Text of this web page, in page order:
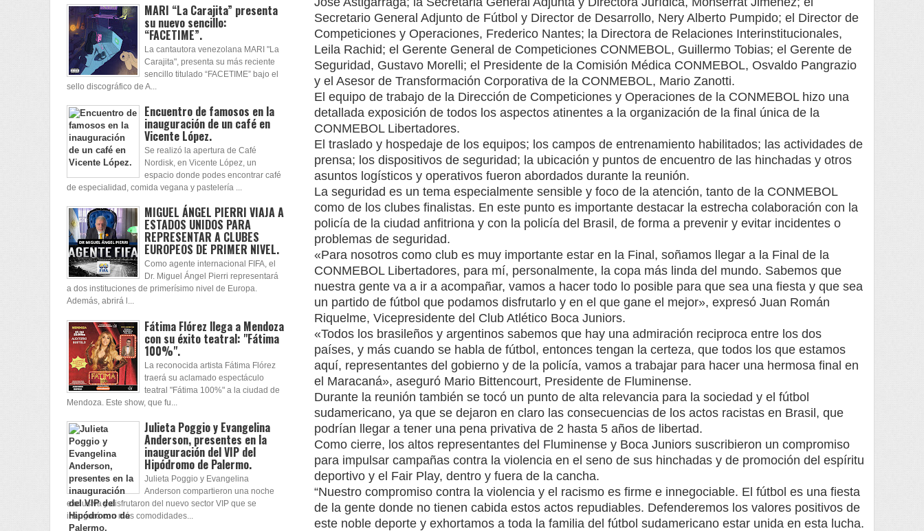
Secretario General Adjunto de Fútbol y Director de Desarrollo, Nery Alberto Pumpido; el Director de
Competiciones y Operaciones, Frederico Nantes; la Directora de Relaciones Interinstitucionales,
Leila Rachid; el Gerente General de Competiciones CONMEBOL, Guillermo Tobias; el Gerente de
Seguridad, Gustavo Morelli; el Presidente de la Comisión Médica CONMEBOL, Osvaldo Pangrazio
y el Asesor de Transformación Corporativa de la CONMEBOL, Mario Zanotti.
El equipo de trabajo de la Dirección de Competiciones y Operaciones de la CONMEBOL hizo una
detallada exposición de todos los aspectos atinentes a la organización de la final única de la
CONMEBOL Libertadores.
El traslado y hospedaje de los equipos; los campos de entrenamiento habilitados; las actividades de
prensa; los dispositivos de seguridad; la ubicación y puntos de encuentro de las hinchadas y otros
asuntos logísticos y operativos fueron abordados durante la reunión.
La seguridad es un tema especialmente sensible y foco de la atención, tanto de la CONMEBOL
como de los clubes finalistas. En este punto es importante destacar la estrecha colaboración con la
policía de la ciudad anfitriona y con la policía del Brasil, de forma a prevenir y evitar incidentes o
problemas de seguridad.
«Para nosotros como club es muy importante estar en la Final, soñamos llegar a la Final de la
CONMEBOL Libertadores, para mí, personalmente, la copa más linda del mundo. Sabemos que
nuestra gente va a ir a acompañar, vamos a hacer todo lo posible para que sea una fiesta y que sea
un partido de fútbol que podamos disfrutarlo y en el que gane el mejor», expresó Juan Román
Riquelme, Vicepresidente del Club Atlético Boca Juniors.
«Todos los brasileños y argentinos sabemos que hay una admiración reciproca entre los dos
países, y más cuando se habla de fútbol, entonces tengan la certeza, que todos los que estamos
aquí, representantes del gobierno y de la policía, vamos a trabajar para hacer una hermosa final en
el Maracaná», aseguró Mario Bittencourt, Presidente de Fluminense.
Durante la reunión también se tocó un punto de alta relevancia para la sociedad y el fútbol
sudamericano, ya que se dejaron en claro las consecuencias de los actos racistas en Brasil, que
podrían llegar a tener una pena privativa de 2 hasta 5 años de libertad.
Como cierre, los altos representantes del Fluminense y Boca Juniors suscribieron un compromiso
para impulsar campañas contra la violencia en el seno de sus hinchadas y de promoción del espíritu
deportivo y el Fair Play, dentro y fuera de la cancha.
“Nuestro compromiso contra la violencia y el racismo es firme e innegociable. El fútbol es una fiesta
de la gente donde no tienen cabida estos actos repudiables. Defenderemos los valores positivos de
este noble deporte y exhortamos a toda la familia del fútbol sudamericano estar unida en esta lucha.
MARI “La Carajita” presenta
su nuevo sencillo:
“FACETIME”.
La cantautora venezolana MARI "La
Carajita", presenta su más reciente
sencillo titulado “FACETIME” bajo el
sello discográfico de A...
Encuentro de famosos en la
inauguración de un café en
Vicente López.
Se realizó la apertura de Café
Nordisk, en Vicente López, un
espacio donde podes encontrar café
de especialidad, comida vegana y pastelería ...
MIGUEL ÁNGEL PIERRI VIAJA A
ESTADOS UNIDOS PARA
REPRESENTAR A CLUBES
EUROPEOS DE PRIMER NIVEL.
Como agente internacional FIFA, el
Dr. Miguel Ángel Pierri representará
a dos instituciones de primerísimo nivel de Europa.
Además, abrirá l...
Fátima Flórez llega a Mendoza
con su éxito teatral: "Fátima
100%".
La reconocida artista Fátima Flórez
traerá su aclamado espectáculo
teatral "Fátima 100%" a la ciudad de
Mendoza. Este show, que fu...
Julieta Poggio y Evangelina
Anderson, presentes en la
inauguración del VIP del
Hipódromo de Palermo.
Julieta Poggio y Evangelina
Anderson compartieron una noche
exclusiva y disfrutaron del nuevo sector VIP que se
inauguró con más comodidades...